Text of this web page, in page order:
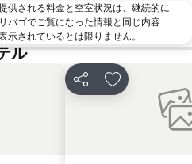
Menton Vieille Ville
Caffé Roma
Saint-Augustin
Monte-Carlo
Palais des Congrès de Antibes Juan-Les-Pins
供される料金と空室状況は、継続的に
バゴでご覧になった情報と同じ内容
示されているとは限りません。
ル
シェア お気に入りに